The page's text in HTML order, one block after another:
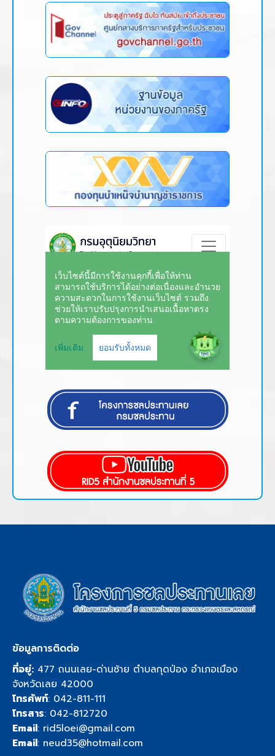
ข้อมูลการติดต่อ
ที่อยู่: 477 ถนนเลย-ด่านซ้าย ตำบลกุดป่อง อำเภอเมือง
จังหวัดเลย 42000
โทรศัพท์: 042-811-111
โทรสาร: 042-812720
Email: rid5loei@gmail.com
Email: neud35@hotmail.com